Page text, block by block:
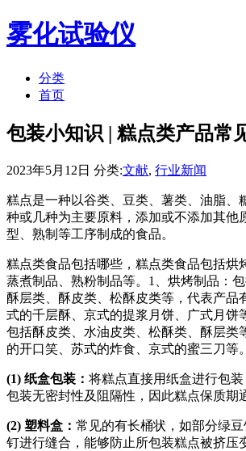
雾化试验仪
分类
首页
包装小知识 | 糕点类产品常
2023年5月12日 分类:文献, 行业新闻
糕点是一种以谷类、豆类、薯类、油脂、
种或几种为主要原料，添加或不添加其他
型、熟制等工序制成的食品。
糕点类食品包括哪些，糕点类食品包括烘
蒸煮制品、熟粉制品等。1、烘烤制品：包
酥层类、酥皮类、松酥皮类等，代表产品
式的千层酥、京式的提浆月饼、广式月饼
包括酥皮类、水油皮类、松酥类、酥层类
的开口笑、苏式的炸食、京式的蜜三刀等。
(1) 纸盒包装： 将糕点直接用纸盒进行包
包装无密封性及阻隔性，因此糕点保质期
(2) 塑料盒： 常见的有长桶状，如部分绿
钉进行缝合，能够防止所包装糕点被挤压